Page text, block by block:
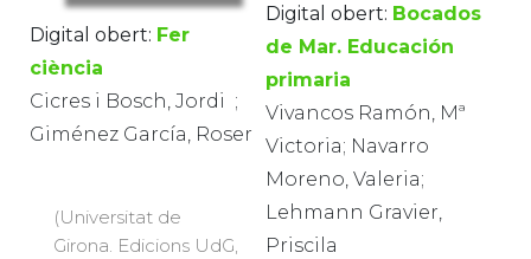
Digital obert: Fer
ciència
Cicres i Bosch, Jordi​ ​ ;
Giménez García, Roser
(Universitat de
Girona. Edicions UdG,
Digital obert: Bocados
de Mar. Educación
primaria
Vivancos Ramón, Mª
Victoria; Navarro
Moreno, Valeria;
Lehmann Gravier,
Priscila